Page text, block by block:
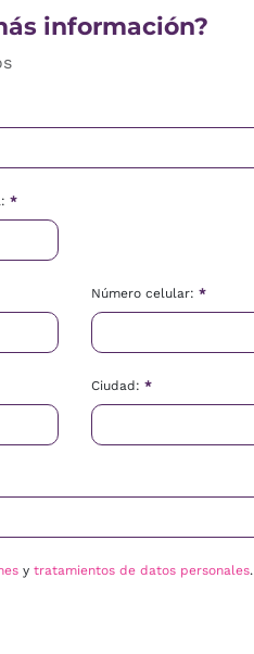
información?
*
Número celular: *
Ciudad: *
y tratamientos de datos personales.